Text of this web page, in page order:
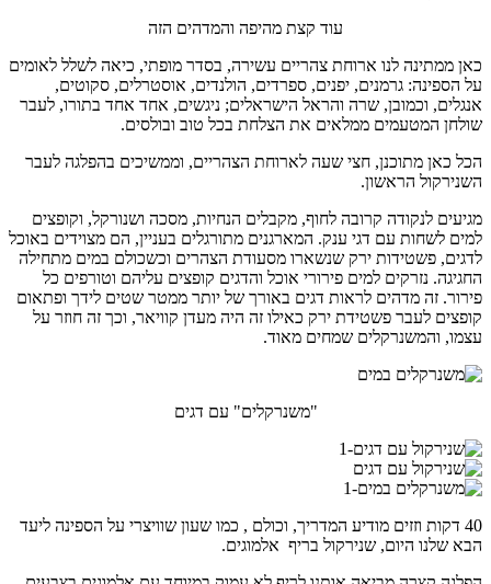
עוד קצת מהיפה והמדהים הזה
כאן ממתינה לנו ארוחת צהריים עשירה, בסדר מופתי, כיאה לשלל לאומים
על הספינה: גרמנים, יפנים, ספרדים, הולנדים, אוסטרלים, סקוטים,
אנגלים, וכמובן, שרה והראל הישראלים; ניגשים, אחד אחד בתורו, לעבר
שולחן המטעמים ממלאים את הצלחת בכל טוב ובולסים.
הכל כאן מתוכנן, חצי שעה לארוחת הצהריים, וממשיכים בהפלגה לעבר
השנירקול הראשון.
מגיעים לנקודה קרובה לחוף, מקבלים הנחיות, מסכה ושנורקל, וקופצים
למים לשחות עם דגי ענק. המארגנים מתורגלים בעניין, הם מצוידים באוכל
לדגים, פשטידות ירק שנשארו מסעודת הצהרים וכשכולם במים מתחילה
החגיגה. נזרקים למים פירורי אוכל והדגים קופצים עליהם וטורפים כל
פירור. זה מדהים לראות דגים באורך של יותר ממטר שטים לידך ופתאום
קופצים לעבר פשטידת ירק כאילו זה היה מעדן קוויאר, וכך זה חוזר על
עצמו, והמשנרקלים שמחים מאוד.
"משנרקלים" עם דגים
40 דקות וזזים מודיע המדריך, וכולם , כמו שעון שוויצרי על הספינה ליעד
הבא שלנו היום, שנירקול בריף אלמוגים.